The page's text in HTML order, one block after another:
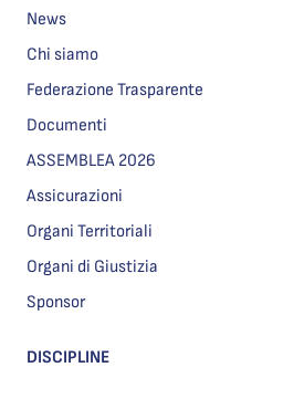
News
Chi siamo
Federazione Trasparente
Documenti
ASSEMBLEA 2026
Assicurazioni
Organi Territoriali
Organi di Giustizia
Sponsor
DISCIPLINE